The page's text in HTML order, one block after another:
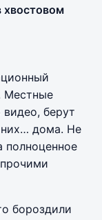
хвостовом
Местные
берут
дома. Не
полноценное
бороздили